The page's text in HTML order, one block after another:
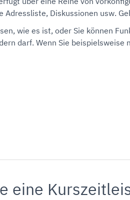
Adressliste, Diskussionen usw.
wie es ist, oder Sie können
darf. Wenn Sie beispielsweise
eine